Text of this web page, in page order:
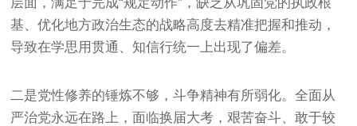
基、优化地方政治生态的战略高度去精准把握和推动，
导致在学思用贯通、知信行统一上出现了偏差。
二是党性修养的锤炼不够，斗争精神有所弱化。全面从
严治党永远在路上，面临换届大考，艰苦奋斗、敢于较